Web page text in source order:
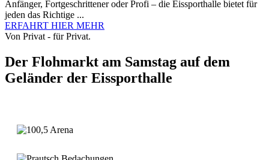
Anfänger, Fortgeschrittener oder Profi – die Eissporthalle bietet für
jeden das Richtige ...
ERFAHRT HIER MEHR
Von Privat - für Privat.
Der Flohmarkt am Samstag auf dem
Geländer der Eissporthalle